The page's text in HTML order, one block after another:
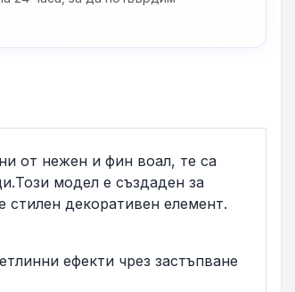
от нежен и фин воал, те са
модел е създаден за
стилен декоративен елемент.
ефекти чрез застъпване